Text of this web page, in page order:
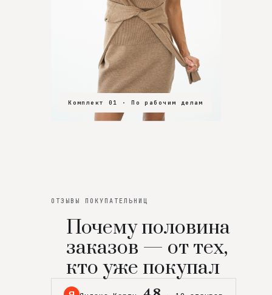
Комплект 01 · По рабочим делам
Комплект 02 · В зал
Комплект 03 · На особенный вечер
ОТЗЫВЫ ПОКУПАТЕЛЬНИЦ
Почему половина
заказов — от тех,
кто уже покупал